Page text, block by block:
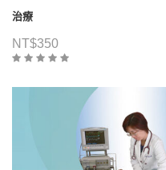
治療
NT$350